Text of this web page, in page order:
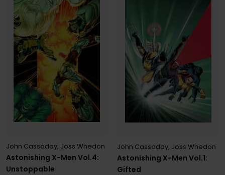
Astonishing X-Men Vol.4:
Unstoppable
John Cassaday, Joss Whedon
Astonishing X-Men Vol.1:
Gifted
John Cassaday, Joss Whedon